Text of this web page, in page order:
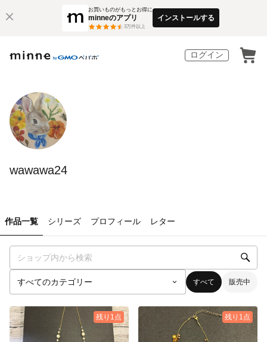
お買いものがもっとお得に
minneのアプリ
3万件以上
インストールする
ログイン
wawawa24
作品一覧 シリーズ プロフィール レター
すべて 販売中
残り1点 残り1点